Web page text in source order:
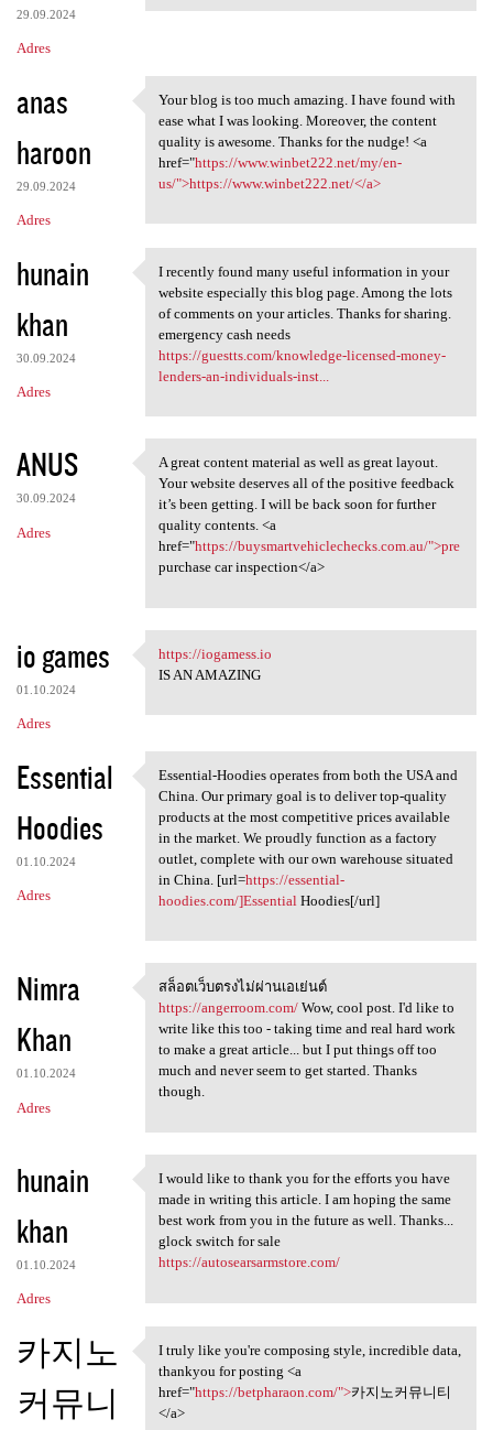
29.09.2024
Adres
anas
haroon
29.09.2024
Adres
Your blog is too much amazing
Your blog is too much amazing. I have found with
ease what I was looking. Moreover, the content
quality is awesome. Thanks for the nudge! <a
href="https://www.winbet222.net/my/en-
us/">https://www.winbet222.net/</a>
hunain
khan
30.09.2024
Adres
I recently found many useful
I recently found many useful information in your
website especially this blog page. Among the lots
of comments on your articles. Thanks for sharing.
emergency cash needs
https://guestts.com/knowledge-licensed-money-
lenders-an-individuals-inst...
ANUS
30.09.2024
Adres
A great content material as
A great content material as well as great layout.
Your website deserves all of the positive feedback
it’s been getting. I will be back soon for further
quality contents. <a
href="https://buysmartvehiclechecks.com.au/">pre
purchase car inspection</a>
io games
01.10.2024
Adres
https://iogamess.io
https://iogamess.io
IS AN AMAZING
Essential
Hoodies
01.10.2024
Adres
Essential-Hoodies operates
Essential-Hoodies operates from both the USA and
China. Our primary goal is to deliver top-quality
products at the most competitive prices available
in the market. We proudly function as a factory
outlet, complete with our own warehouse situated
in China. [url=https://essential-
hoodies.com/]Essential Hoodies[/url]
Nimra
Khan
01.10.2024
Adres
สล็อตเว็บตรงไม่ผ่านเอเย่นต์
สล็อตเว็บตรงไม่ผ่านเอเย่นต์
https://angerroom.com/Wow, cool post. I'd like to
write like this too - taking time and real hard work
to make a great article... but I put things off too
much and never seem to get started. Thanks
though.
hunain
khan
01.10.2024
Adres
I would like to thank you for
I would like to thank you for the efforts you have
made in writing this article. I am hoping the same
best work from you in the future as well. Thanks...
glock switch for sale
https://autosearsarmstore.com/
카지노
커뮤니
I truly like you're composing
I truly like you're composing style, incredible data,
thankyou for posting <a
href="https://betpharaon.com/">카지노커뮤니티
</a>